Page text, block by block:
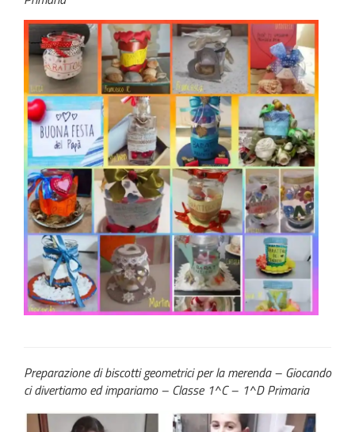
Preparazione di biscotti geometrici per la merenda – Giocando
ci divertiamo ed impariamo – Classe 1^C – 1^D Primaria